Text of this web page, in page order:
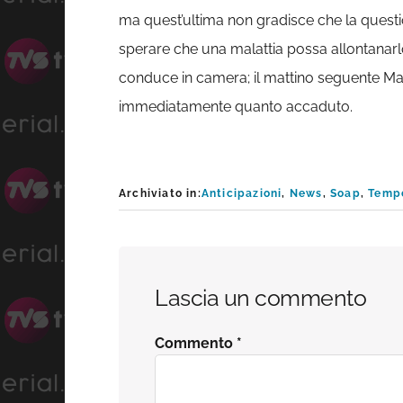
ma quest’ultima non gradisce che la
sperare che una malattia possa
conduce in camera; il mattino seguente
immediatamente quanto accaduto.
Archiviato in:Anticipazioni, News,Soap,
Lascia un commento
Commento *